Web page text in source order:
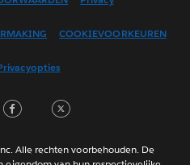
(Canada)
(France)
日本語
COOKIEVOORKEUREN
c i
Alle rechten voorbehouden. De